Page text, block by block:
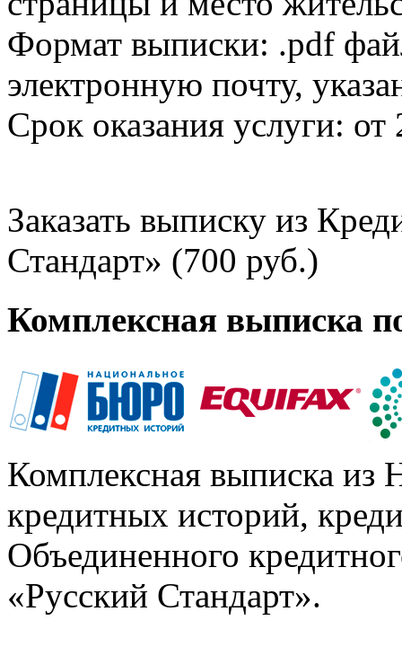
Формат выписки: .pdf
электронную почту,
Срок оказания услуги: от
Заказать выписку из
Стандарт» (700 руб.)
Комплексная выписка
Комплексная выписка из
кредитных историй,
Объединенного
«Русский Стандарт».